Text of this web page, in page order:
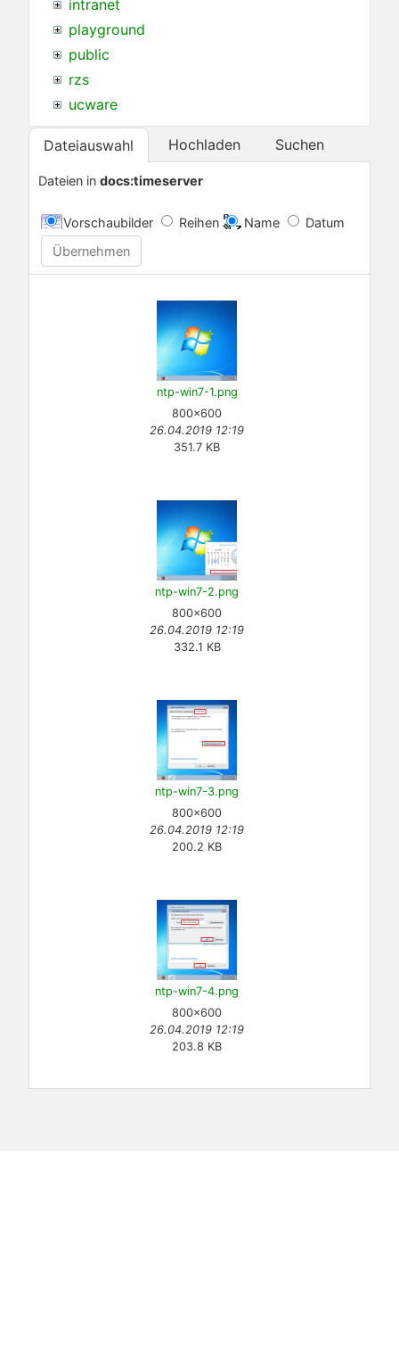
intranet
playground
public
rzs
ucware
Dateiauswahl Hochladen Suchen
Dateien in docs:timeserver
Vorschaubilder Reihen Name
Datum
Übernehmen
ntp-win7-1.png
800×600
26.04.2019 12:19
351.7 KB
ntp-win7-2.png
800×600
26.04.2019 12:19
332.1 KB
ntp-win7-3.png
800×600
26.04.2019 12:19
200.2 KB
ntp-win7-4.png
800×600
26.04.2019 12:19
203.8 KB